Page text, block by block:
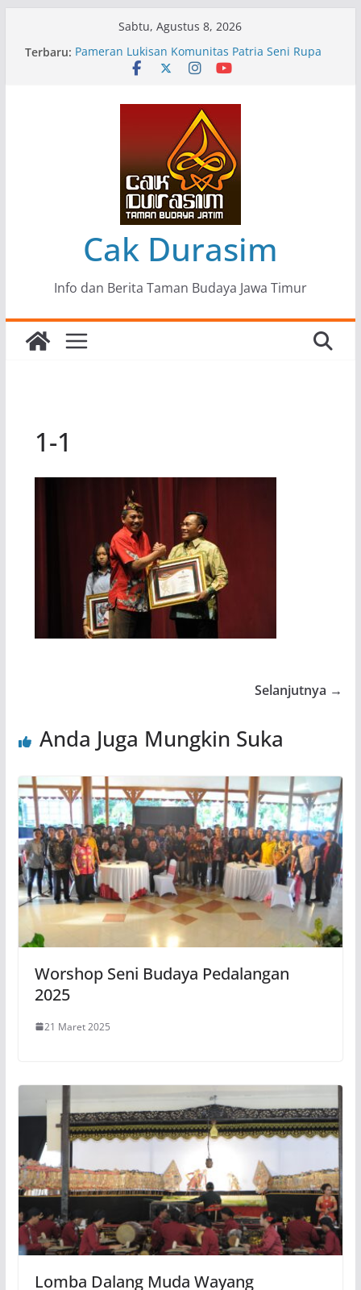
Sabtu, Agustus 8, 2026
Terbaru: Pameran Lukisan Komunitas Patria Seni Rupa
Kota Blitar : Ketika “Bergerak” Menjadi Mantra
Mengupas Sunyi dan Luka di Balik “Samaleak”
Menjaga Marwah Seni dan Budaya: Catatan
Kunjungan Kerja Ir. Bambang Haryo Soekartono
(BHS) Anggota DPR RI ke Taman Budaya Jawa
Pameran Tunggal 35 Karya Agus Koecink
“Tumbang Tambang”, Ungkapan Kritis Tentang
Derita Pekerja Pertambangan
Cak Durasim
Info dan Berita Taman Budaya Jawa Timur
1-1
Selanjutnya →
Anda Juga Mungkin Suka
Worshop Seni Budaya Pedalangan
2025
21 Maret 2025
Lomba Dalang Muda Wayang